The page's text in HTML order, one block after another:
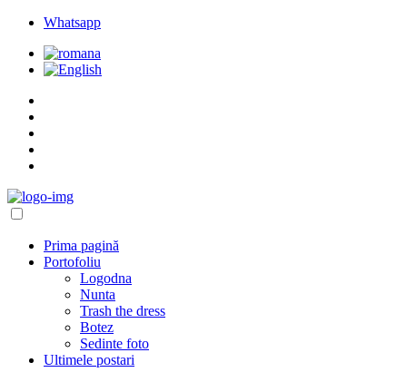
Whatsapp
Prima pagină
Portofoliu
Logodna
Nunta
Trash the dress
Botez
Sedinte foto
Ultimele postari